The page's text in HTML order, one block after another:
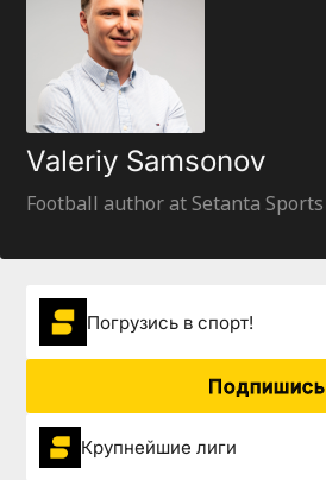
Valeriy Samsonov
Football author at Setanta Sports
Погрузиcь в спорт!
Подпишись
Крупнейшие лиги